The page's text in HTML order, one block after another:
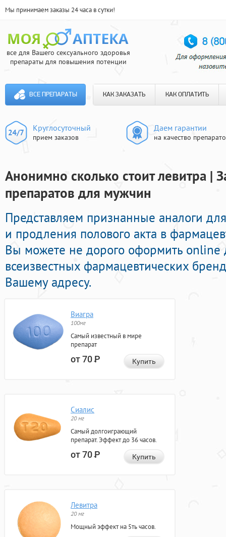
Мы принимаем заказы 24 часа в сутки!
все для Вашего сексуального здоровья
препараты для повышения потенции
ВСЕ ПРЕПАРАТЫ КАК ЗАКАЗАТЬ КАК ОПЛАТИТЬ
Круглосуточный
прием заказов
Даем гарантии
на качество
Анонимно сколько стоит левитра |
препаратов для мужчин
Представляем признанные аналоги
и продления полового акта в
Вы можете не дорого оформить online
всеизвестных фармацевтических
Вашему адресу.
Виагра
100мг
Самый известный в мире
препарат
от 70Р Купить
Сиалис
20 мг
Самый долгоиграющий
препарат. Эффект до 36 часов.
от 70Р Купить
Левитра
20 мг
Мощный эффект на 5ть часов.